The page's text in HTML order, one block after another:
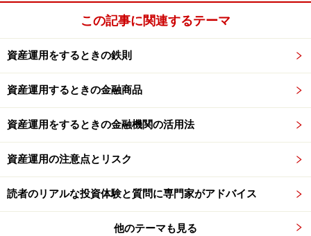
この記事に関連するテーマ
資産運用をするときの鉄則
資産運用するときの金融商品
資産運用をするときの金融機関の活用法
資産運用の注意点とリスク
読者のリアルな投資体験と質問に専門家がアドバイス
他のテーマも見る